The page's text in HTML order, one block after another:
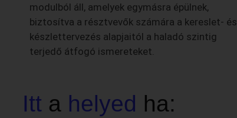
modulból áll, amelyek egymásra épülnek,
biztosítva a résztvevők számára a kereslet- és
készlettervezés alapjaitól a haladó szintig
terjedő átfogó ismereteket.
Itt a helyed ha: